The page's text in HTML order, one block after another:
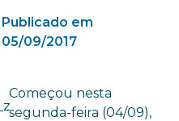
Publicado em
05/09/2017
Começou nesta
segunda-feira (04/09),